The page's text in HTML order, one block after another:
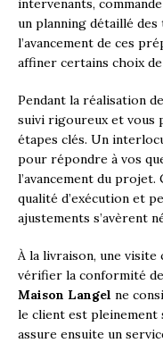
intervenants,
un planning détaillé
l’avancement de ces
affiner certains choix
Pendant la réalisation
suivi rigoureux et vous
étapes clés. Un
pour répondre à vos
l’avancement du
qualité d’exécution et
ajustements s’avèrent
À la livraison, une
vérifier la conformité
Maison Langel ne
le client est pleinement
assure ensuite un